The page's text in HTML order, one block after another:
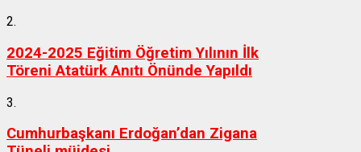
2.
2024-2025 Eğitim Öğretim Yılının İlk
Töreni Atatürk Anıtı Önünde Yapıldı
3.
Cumhurbaşkanı Erdoğan’dan Zigana